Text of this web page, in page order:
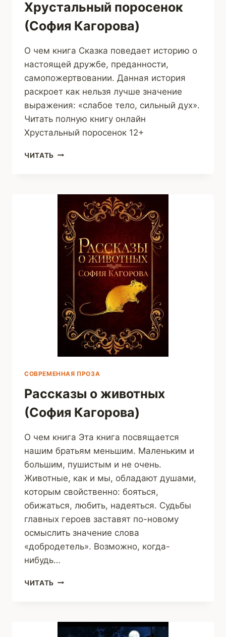
Хрустальный поросенок
(София Кагорова)
О чем книга Сказка поведает историю о
настоящей дружбе, преданности,
самопожертвовании. Данная история
раскроет как нельзя лучше значение
выражения: «слабое тело, сильный дух».
Читать полную книгу онлайн
Хрустальный поросенок 12+
ЧИТАТЬ ХРУСТАЛЬНЫЙ
СОВРЕМЕННАЯ ПРОЗА
Рассказы о животных
(София Кагорова)
О чем книга Эта книга посвящается
нашим братьям меньшим. Маленьким и
большим, пушистым и не очень.
Животные, как и мы, обладают душами,
которым свойственно: бояться,
обижаться, любить, надеяться. Судьбы
главных героев заставят по-новому
осмыслить значение слова
«добродетель». Возможно, когда-
нибудь…
ЧИТАТЬ РАССКАЗЫ
КАГОРОВА)